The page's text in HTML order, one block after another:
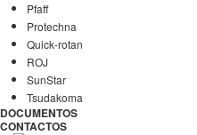
Pfaff
Protechna
Quick-rotan
ROJ
SunStar
Tsudakoma
DOCUMENTOS
CONTACTOS